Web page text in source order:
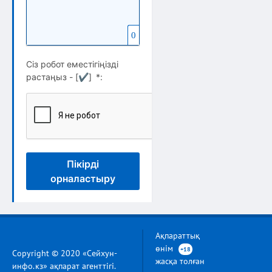
0
Сіз робот еместігіңізді
растаңыз - [✔] *:
Пікірді
орналастыру
Copyright © 2020 «Сейхун-
инфо.кз» ақпарат агенттігі.
Ақпараттық
өнім
+18
жасқа толған